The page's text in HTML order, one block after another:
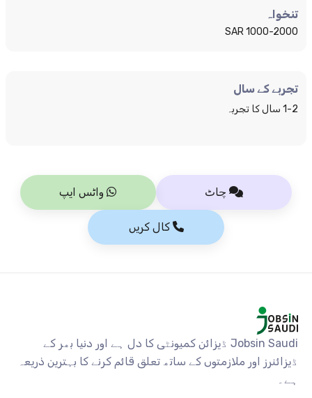
تنخواہ
1000-2000 SAR
تجربے کے سال
1-2 سال کا تجربہ
چاٹ واٹس ایپ
کال کریں
Jobsin Saudi ڈیزائن کمیونٹی کا دل ہے اور دنیا بھر کے
ڈیزائنرز اور ملازمتوں کے ساتھ تعلق قائم کرنے کا بہترین ذریعہ
ہے۔